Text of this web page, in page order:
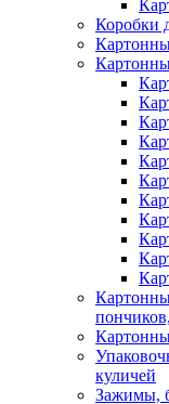
Коробки
куличей
Зажимы,